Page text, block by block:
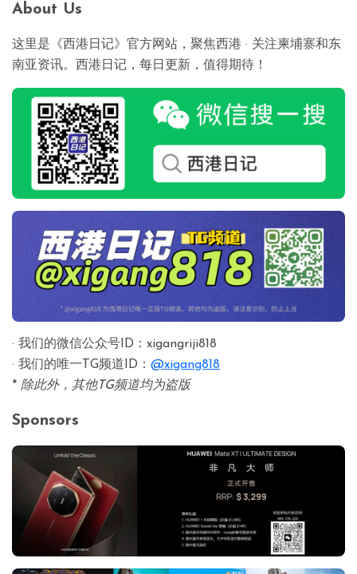
About Us
这里是《西港日记》官方网站，聚焦西港 · 关注柬埔寨和东
南亚资讯。西港日记，每日更新，值得期待！
· 我们的微信公众号ID：xigangriji818
· 我们的唯一TG频道ID： @xigang818
* 除此外，其他TG频道均为盗版
Sponsors